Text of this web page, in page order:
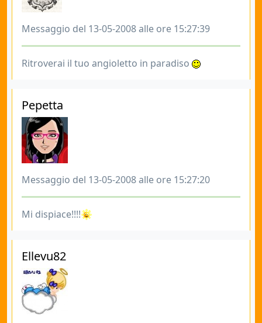
Messaggio del 13-05-2008 alle ore 15:27:39
Ritroverai il tuo angioletto in paradiso
Pepetta
Messaggio del 13-05-2008 alle ore 15:27:20
Mi dispiace!!!!
Ellevu82